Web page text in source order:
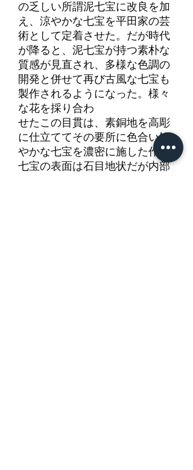
の乏しい所謂泥七宝に改良を加
え、涼やかな七宝を平田家の芸
術として定着させた。だが時代
が降ると、泥七宝が持つ素朴な
質感が見直され、多様な色調の
開発と併せて再び古風な七宝も
製作されるようになった。様々
な花を採り合わ
せたこの目貫は、素銅地を高彫
に仕立ててその要所に色合い鮮
やかな七宝を濃密に施した作。
七宝の表面は石目地状だが内部